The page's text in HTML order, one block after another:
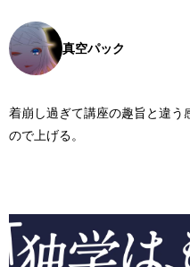
真空パック
着崩し過ぎて講座の趣旨と違う
ので上げる。